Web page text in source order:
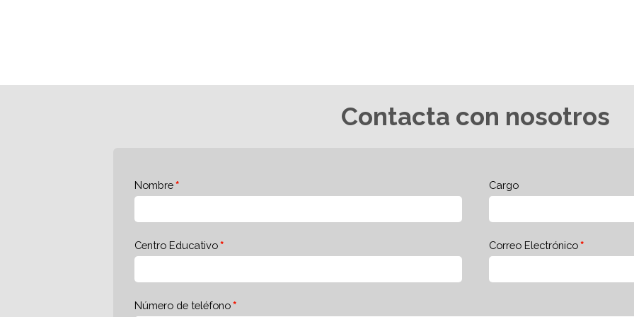
Contacta con nosotros
Nombre Cargo
Centro Educativo Correo Electrónico
Número de teléfono